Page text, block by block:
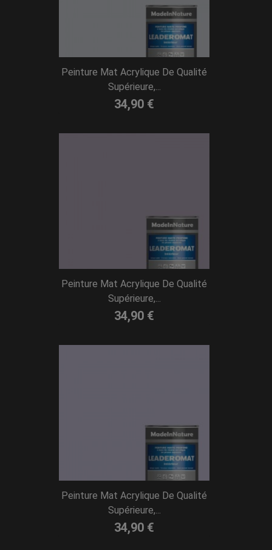
Peinture Mat Acrylique De Qualité
Supérieure,...
34,90 €
Peinture Mat Acrylique De Qualité
Supérieure,...
34,90 €
Peinture Mat Acrylique De Qualité
Supérieure,...
34,90 €